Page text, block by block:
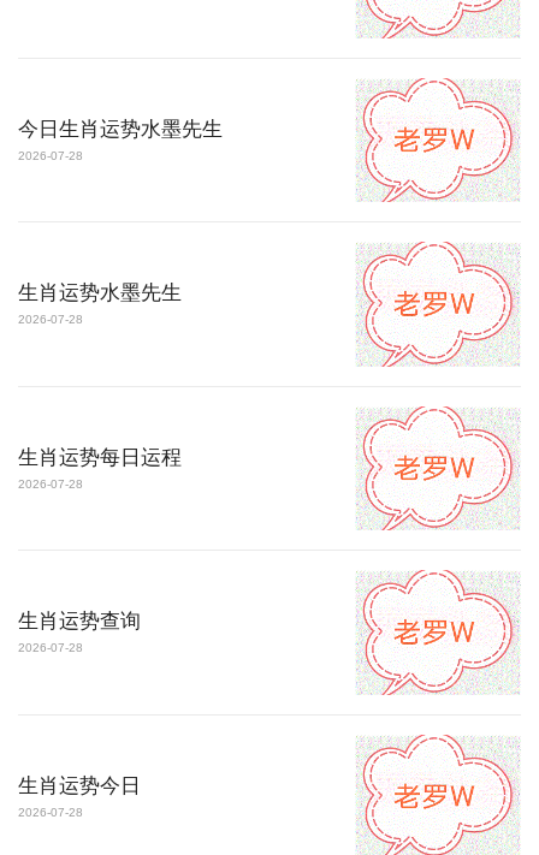
今日生肖运势水墨先生
2026-07-28
生肖运势水墨先生
2026-07-28
生肖运势每日运程
2026-07-28
生肖运势查询
2026-07-28
生肖运势今日
2026-07-28